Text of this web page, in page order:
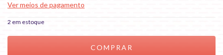
Ver meios de pagamento
2 em estoque